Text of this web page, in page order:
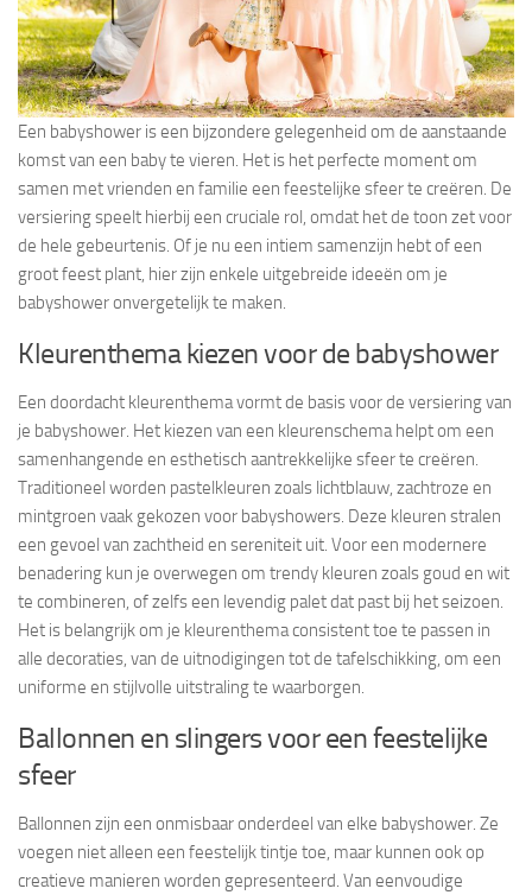
Een babyshower is een bijzondere gelegenheid om de aanstaande
komst van een baby te vieren. Het is het perfecte moment om
samen met vrienden en familie een feestelijke sfeer te creëren. De
versiering speelt hierbij een cruciale rol, omdat het de toon zet voor
de hele gebeurtenis. Of je nu een intiem samenzijn hebt of een
groot feest plant, hier zijn enkele uitgebreide ideeën om je
babyshower onvergetelijk te maken.
Kleurenthema kiezen voor de babyshower
Een doordacht kleurenthema vormt de basis voor de versiering van
je babyshower. Het kiezen van een kleurenschema helpt om een
samenhangende en esthetisch aantrekkelijke sfeer te creëren.
Traditioneel worden pastelkleuren zoals lichtblauw, zachtroze en
mintgroen vaak gekozen voor babyshowers. Deze kleuren stralen
een gevoel van zachtheid en sereniteit uit. Voor een modernere
benadering kun je overwegen om trendy kleuren zoals goud en wit
te combineren, of zelfs een levendig palet dat past bij het seizoen.
Het is belangrijk om je kleurenthema consistent toe te passen in
alle decoraties, van de uitnodigingen tot de tafelschikking, om een
uniforme en stijlvolle uitstraling te waarborgen.
Ballonnen en slingers voor een feestelijke
sfeer
Ballonnen zijn een onmisbaar onderdeel van elke babyshower. Ze
voegen niet alleen een feestelijk tintje toe, maar kunnen ook op
creatieve manieren worden gepresenteerd. Van eenvoudige